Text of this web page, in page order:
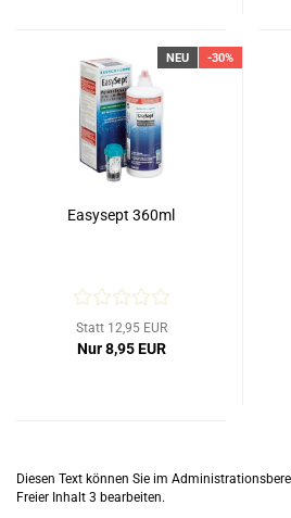
NEU -30%
Easysept 360ml
Statt 12,95 EUR
Nur 8,95 EUR
Diesen Text können Sie im
Freier Inhalt 3 bearbeiten.